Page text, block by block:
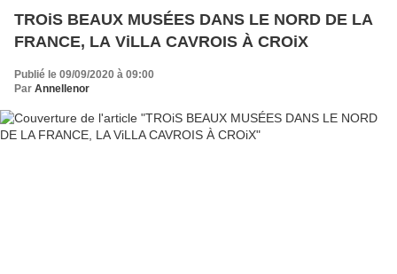
TROiS BEAUX MUSÉES DANS LE NORD DE LA
FRANCE, LA ViLLA CAVROIS À CROiX
Publié le 09/09/2020 à 09:00
Par Annellenor